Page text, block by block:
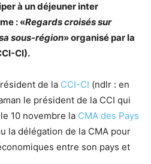
à un déjeuner inter
: «Regards croisés sur
sous-région» organisé par la
CI).
de la CCI-CI (ndlr : en
le président de la CCI qui
10 novembre la CMA des Pays
la délégation de la CMA pour
entre son pays et